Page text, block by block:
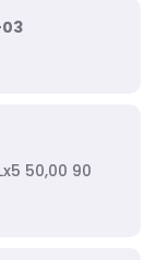
03
50,00 90